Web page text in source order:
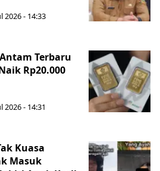
2026 - 14:33
Terbaru
Rp20.000
2026 - 14:31
Kuasa
Masuk